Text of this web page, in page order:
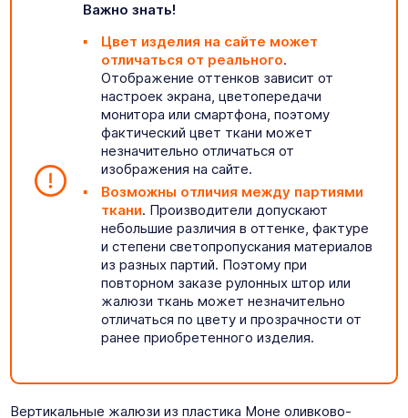
Важно знать!
Цвет изделия на сайте может
отличаться от реального.
Отображение оттенков зависит от
настроек экрана, цветопередачи
монитора или смартфона, поэтому
фактический цвет ткани может
незначительно отличаться от
изображения на сайте.
Возможны отличия между партиями
ткани. Производители допускают
небольшие различия в оттенке, фактуре
и степени светопропускания материалов
из разных партий. Поэтому при
повторном заказе рулонных штор или
жалюзи ткань может незначительно
отличаться по цвету и прозрачности от
ранее приобретенного изделия.
Вертикальные жалюзи из пластика Моне оливково-